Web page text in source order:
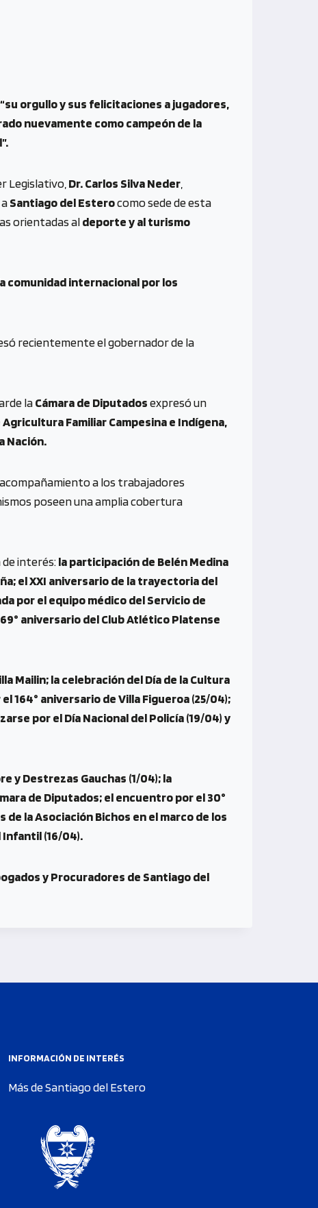
“su orgullo y sus felicitaciones a jugadores,
nuevamente como campeón de la
Legislativo, Dr. Carlos Silva Neder
Santiago del Esterocomo sede de esta
orientadas aldeporte y al turismo
comunidad internacional por los
recientemente el gobernador de la
laCámara de Diputadosexpresó un
Familiar Campesina e Indígena,
Nación.
a los trabajadores
poseen una amplia cobertura
interés:la participación de Belén Medina
el XXI aniversario de la trayectoria del
por el equipo médico del Servicio de
aniversario del Club Atlético Platense
Mailin; la celebración del Día de la Cultura
164° aniversario de Villa Figueroa (25/04);
por el Día Nacional del Policía (19/04) y
y Destrezas Gauchas (1/04); la
de Diputados; el encuentro por el 30°
la Asociación Bichos en el marco de los
Infantil (16/04).
y Procuradores de Santiago del
INFORMACIÓN DE INTERÉS
Más de Santiago del Estero